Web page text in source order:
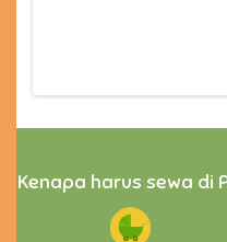
Kenapa harus sewa di